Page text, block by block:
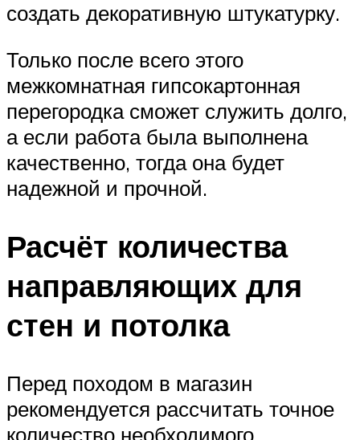
создать декоративную штукатурку.
Только после всего этого
межкомнатная гипсокартонная
перегородка сможет служить долго,
а если работа была выполнена
качественно, тогда она будет
надежной и прочной.
Расчёт количества
направляющих для
стен и потолка
Перед походом в магазин
рекомендуется рассчитать точное
количество необходимого